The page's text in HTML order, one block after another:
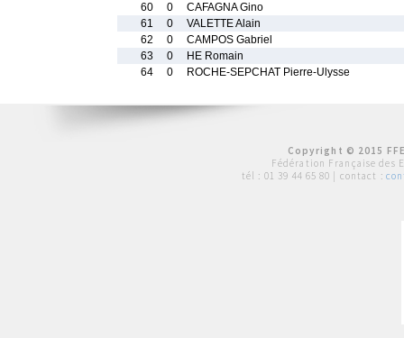
60
0
CAFAGNA Gino
61
0
VALETTE Alain
62
0
CAMPOS Gabriel
63
0
HE Romain
64
0 ROCHE-SEPCHAT Pierre-Ulysse
Copyright © 2015
Fédération Française des
tél : 01 39 44 65 80 | contact :